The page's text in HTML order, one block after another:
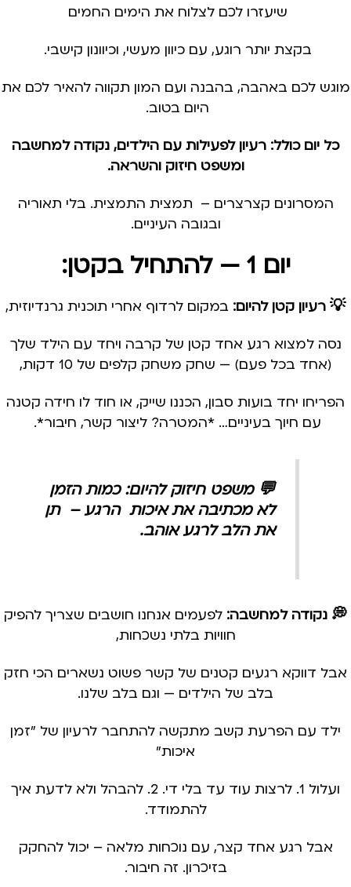
שיעזרו לכם לצלוח את הימים החמים
בקצת יותר רוגע, עם כיוון מעשי, וכיוונון קישבי.
מוגש לכם באהבה, בהבנה ועם המון תקווה להאיר לכם את
היום בטוב.
כל יום כולל: רעיון לפעילות עם הילדים, נקודה למחשבה
ומשפט חיזוק והשראה.
המסרונים קצרצרים – תמצית התמצית. בלי תאוריה
ובגובה העיניים.
יום 1 — להתחיל בקטן:
💡 רעיון קטן להיום: במקום לרדוף אחרי תוכנית גרנדיוזית,
נסה למצוא רגע אחד קטן של קרבה ויחד עם הילד שלך
(אחד בכל פעם) — שחק משחק קלפים של 10 דקות,
הפריחו יחד בועות סבון, הכננו שייק, או חוד לו חידה קטנה
עם חיוך בעיניים… *המטרה? ליצור קשר, חיבור*.
💬 משפט חיזוק להיום: כמות הזמן
לא מכתיבה את איכות הרגע – תן
את הלב לרגע אוהב.
💭 נקודה למחשבה: לפעמים אנחנו חושבים שצריך להפיק
חוויות בלתי נשכחות,
אבל דווקא רגעים קטנים של קשר פשוט נשארים הכי חזק
בלב של הילדים — וגם בלב שלנו.
ילד עם הפרעת קשב מתקשה להתחבר לרעיון של "זמן
איכות"
ועלול 1. לרצות עוד עד בלי די. 2. להבהל ולא לדעת איך
להתמודד.
אבל רגע אחד קצר, עם נוכחות מלאה – יכול להחקק
בזיכרון. זה חיבור.